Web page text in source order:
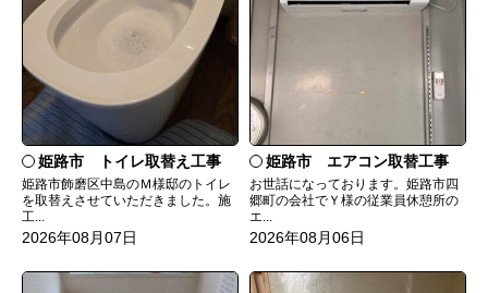
姫路市 トイレ取替え工事
姫路市飾磨区中島のＭ様邸のトイレ
を取替えさせていただきました。施
工...
2026年08月07日
姫路市 エアコン取替工事
お世話になっております。姫路市四
郷町の会社でＹ様の従業員休憩所の
エ...
2026年08月06日